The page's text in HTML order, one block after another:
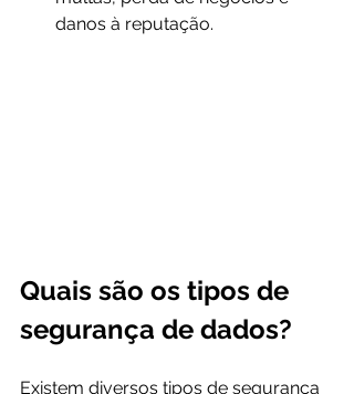
danos à reputação.
Quais são os tipos de
segurança de dados?
Existem diversos tipos de segurança